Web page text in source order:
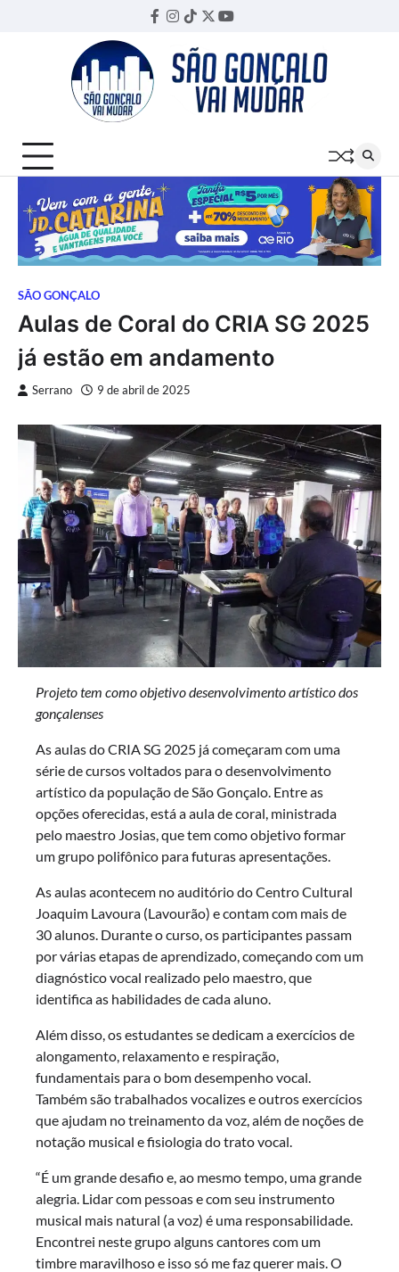
Facebook
Instagram
TikTok
TwitterYouTube
SÃO GONÇALO
Aulas de Coral do CRIA SG 2025
já estão em andamento
Serrano 9 de abril de 2025
Projeto tem como objetivo desenvolvimento artístico dos
gonçalenses
As aulas do CRIA SG 2025 já começaram com uma
série de cursos voltados para o desenvolvimento
artístico da população de São Gonçalo. Entre as
opções oferecidas, está a aula de coral, ministrada
pelo maestro Josias, que tem como objetivo formar
um grupo polifônico para futuras apresentações.
As aulas acontecem no auditório do Centro Cultural
Joaquim Lavoura (Lavourão) e contam com mais de
30 alunos. Durante o curso, os participantes passam
por várias etapas de aprendizado, começando com um
diagnóstico vocal realizado pelo maestro, que
identifica as habilidades de cada aluno.
Além disso, os estudantes se dedicam a exercícios de
alongamento, relaxamento e respiração,
fundamentais para o bom desempenho vocal.
Também são trabalhados vocalizes e outros exercícios
que ajudam no treinamento da voz, além de noções de
notação musical e fisiologia do trato vocal.
“É um grande desafio e, ao mesmo tempo, uma grande
alegria. Lidar com pessoas e com seu instrumento
musical mais natural (a voz) é uma responsabilidade.
Encontrei neste grupo alguns cantores com um
timbre maravilhoso e isso só me faz querer mais. O